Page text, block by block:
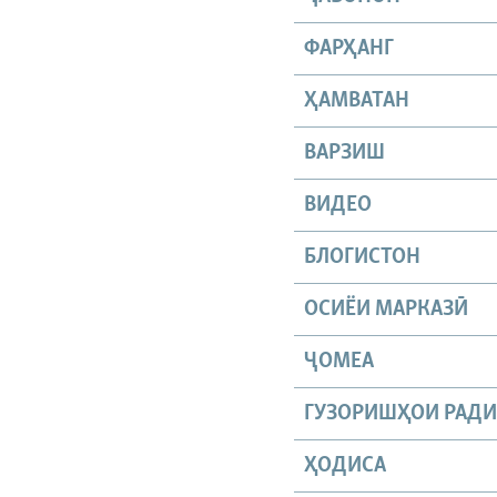
ФАРҲАНГ
ҲАМВАТАН
ВАРЗИШ
ВИДЕО
БЛОГИСТОН
ОСИЁИ МАРКАЗӢ
ҶОМEА
ГУЗОРИШҲОИ
ҲОДИСА